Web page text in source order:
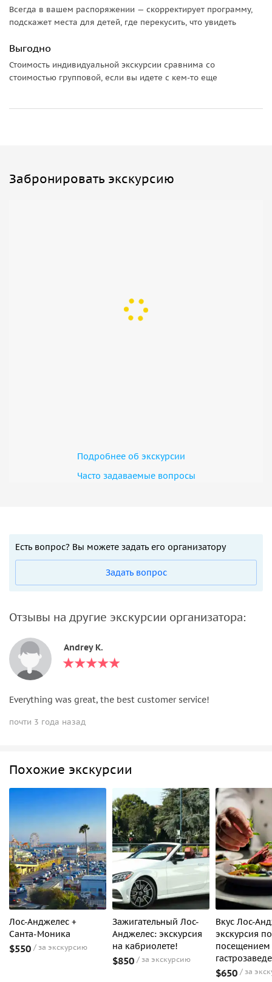
проходит церемония вручения Оскаров. Вы сможете
подняться по оскаровской лестнице, ощутив себя частью
Голливуда, и, конечно же, увидеть надпись «Hollywood».
Важная информация
начинается рано утром и заканчивается до наступления
Всегда в вашем распоряжении — скорректирует программу,
подскажет места для детей, где перекусить, что увидеть
Выгодно
Стоимость индивидуальной экскурсии сравнима со
стоимостью групповой, если вы идете с кем-то еще
Забронировать экскурсию
Подробнее об экскурсии
Часто задаваемые вопросы
Есть вопрос? Вы можете задать его организатору
Задать вопрос
Отзывы на другие экскурсии организатора:
Andrey K.
Everything was great, the best customer service!
почти 3 года назад
Похожие экскурсии
Лос-Анджелес +
Санта-Моника
$550 за экскурсию
Зажигательный Лос-
Анджелес: экскурсия
на кабриолете!
$850 за экскурсию
Вкус Лос-
экскурсия
посещением
$650 за